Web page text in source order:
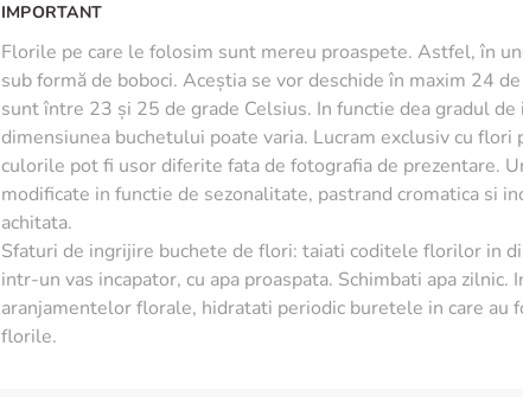
IMPORTANT
Florile pe care le folosim sunt mereu proaspete. Astfel, în
sub formă de boboci. Aceștia se vor deschide în maxim 24
sunt între 23 și 25 de grade Celsius. In functie dea gradul
dimensiunea buchetului poate varia. Lucram exclusiv cu flori
culorile pot fi usor diferite fata de fotografia de prezentare.
modificate in functie de sezonalitate, pastrand cromatica si
achitata.
Sfaturi de ingrijire buchete de flori: taiati coditele florilor in
intr-un vas incapator, cu apa proaspata. Schimbati apa zilnic.
aranjamentelor florale, hidratati periodic buretele in care au
florile.